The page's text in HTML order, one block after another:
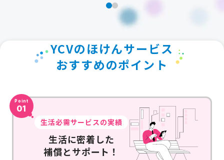
YCVのほけんサービス
おすすめのポイント
Point
01
生活必需サービスの実績
生活に密着した
補償とサポート！